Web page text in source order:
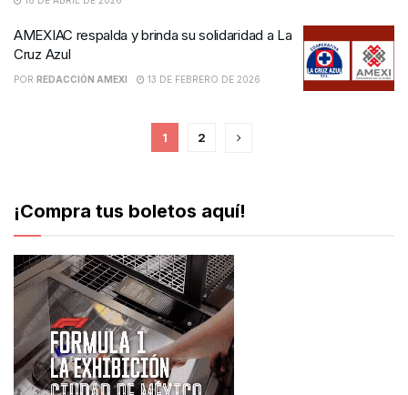
AMEXIAC respalda y brinda su solidaridad a La
Cruz Azul
POR REDACCIÓN AMEXI 13 DE FEBRERO DE 2026
1 2
¡Compra tus boletos aquí!